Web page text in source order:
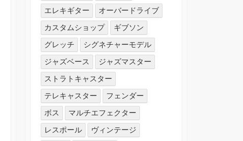
エレキギター
オーバードライブ
カスタムショップ
ギブソン
グレッチ
シグネチャーモデル
ジャズベース
ジャズマスター
ストラトキャスター
テレキャスター
フェンダー
ボス
マルチエフェクター
レスポール
ヴィンテージ